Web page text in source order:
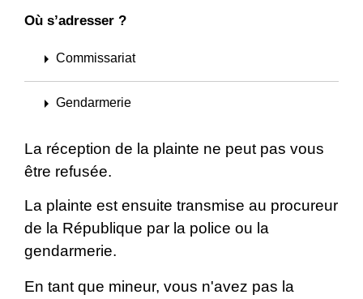
Où s’adresser ?
arrow_right Commissariat
arrow_right Gendarmerie
La réception de la plainte ne peut pas vous
être refusée.
La plainte est ensuite transmise au procureur
de la République par la police ou la
gendarmerie.
En tant que mineur, vous n'avez pas la